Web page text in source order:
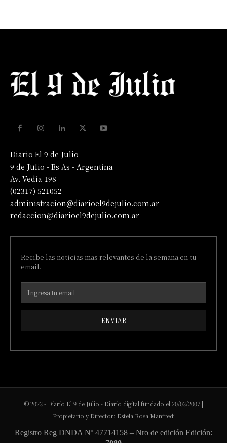
Diario El 9 de Julio
9 de Julio - Bs As - Argentina
Av. Vedia 198
(02317) 521052
administracion@diarioel9dejulio.com.ar
redaccion@diarioel9dejulio.com.ar
Recibe las noticias mas relevantes de la semana en tu
email.
ENVIAR
© 2023 - Diario El 9 de Julio - Diario digital fundado el 20/03/2007 |
Propietario y Director: Estela Rosa Manfredi
Registro Reg DNDA Nº 47714158 – Nro de edición Edición: